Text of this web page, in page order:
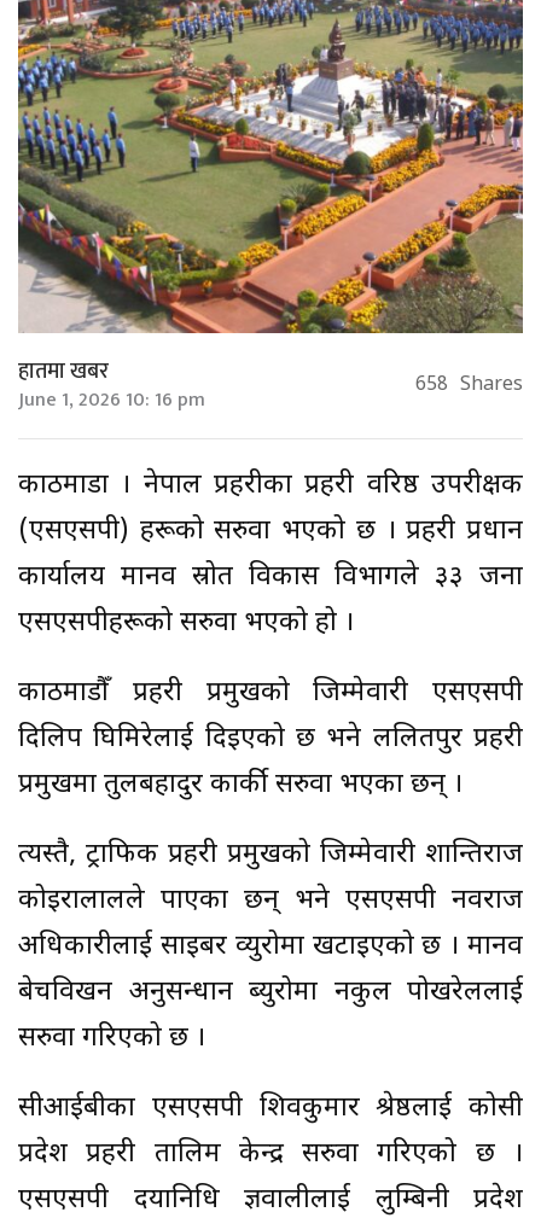
हातमा खबर
June 1, 2026 10: 16 pm 658 Shares
काठमाडौं । नेपाल प्रहरीका प्रहरी वरिष्ठ उपरीक्षक
(एसएसपी) हरूको सरुवा भएको छ । प्रहरी प्रधान
कार्यालय मानव स्रोत विकास विभागले ३३ जना
एसएसपीहरूको सरुवा भएको हो ।
काठमाडौँ प्रहरी प्रमुखको जिम्मेवारी एसएसपी
दिलिप घिमिरेलाई दिइएको छ भने ललितपुर प्रहरी
प्रमुखमा तुलबहादुर कार्की सरुवा भएका छन् ।
त्यस्तै, ट्राफिक प्रहरी प्रमुखको जिम्मेवारी शान्तिराज
कोइरालालले पाएका छन् भने एसएसपी नवराज
अधिकारीलाई साइबर व्युरोमा खटाइएको छ । मानव
बेचविखन अनुसन्धान ब्युरोमा नकुल पोखरेललाई
सरुवा गरिएको छ ।
सीआईबीका एसएसपी शिवकुमार श्रेष्ठलाई कोसी
प्रदेश प्रहरी तालिम केन्द्र सरुवा गरिएको छ ।
एसएसपी दयानिधि ज्ञवालीलाई लुम्बिनी प्रदेश